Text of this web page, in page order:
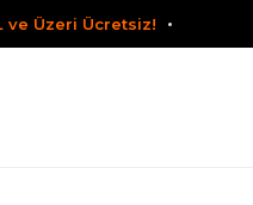
ve Üzeri Ücretsiz!